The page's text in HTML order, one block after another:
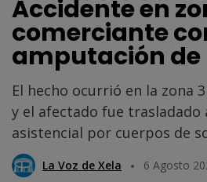
Accidente en
comerciante
amputación de
El hecho ocurrió en la zona
y el afectado fue trasladado
asistencial por cuerpos de
La Voz de Xela 6 Agosto